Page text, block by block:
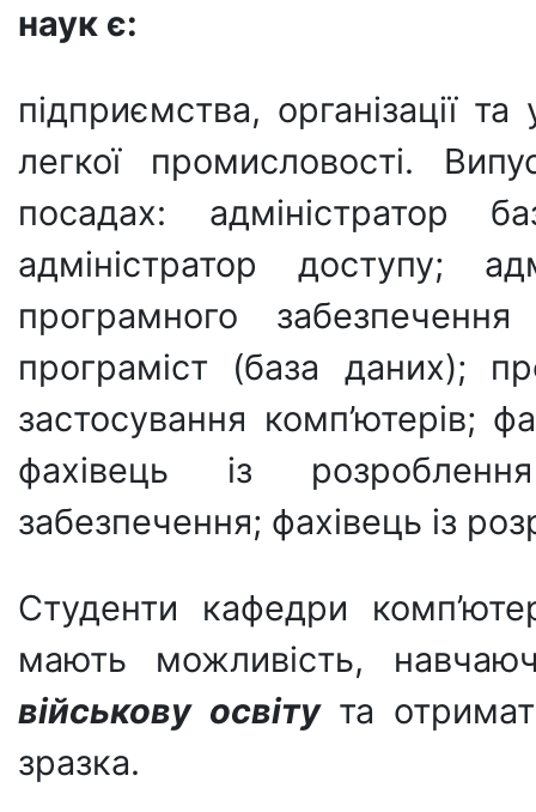
наук є:
підприємства, організації
легкої промисловості.
посадах: адміністратор
адміністратор доступу;
програмного забезпечення
програміст (база даних);
застосування комп’ютерів;
фахівець із
забезпечення; фахівець із
Студенти кафедри
мають можливість,
військову освітута
зразка.